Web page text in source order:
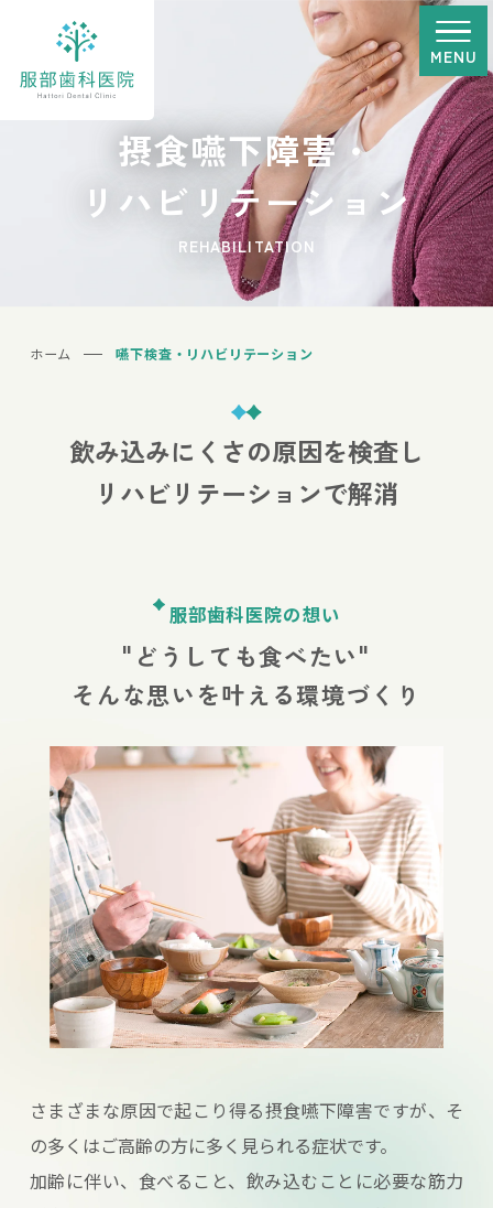
摂食嚥下障害・
リハビリテーション
REHABILITATION
MENU
ホーム 嚥下検査・リハビリテーション
飲み込みにくさの原因を検査し
リハビリテーションで解消
服部歯科医院の想い
"どうしても食べたい"
そんな思いを叶える環境づくり
さまざまな原因で起こり得る摂食嚥下障害ですが、そ
の多くはご高齢の方に多く見られる症状です。
加齢に伴い、食べること、飲み込むことに必要な筋力